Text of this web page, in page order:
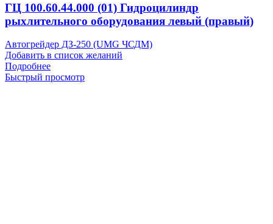
ГЦ 100.60.44.000 (01) Гидроцилиндр
рыхлительного оборудования левый (правый)
Автогрейдер ДЗ-250 (UMG ЧСДМ)
Добавить в список желаний
Подробнее
Быстрый просмотр